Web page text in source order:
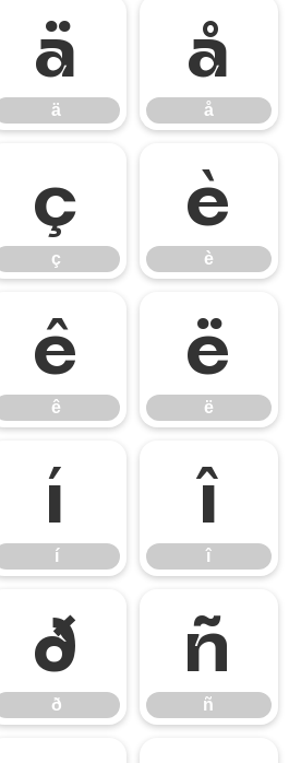
ä
ä
å
å
ç
ç
è
è
ê
ê
ë
ë
í
í
î
î
ð
ð
ñ
ñ